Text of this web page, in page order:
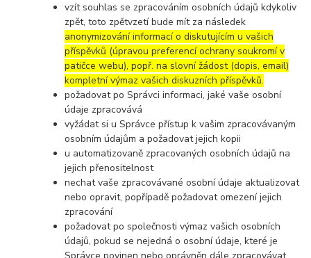
vzít souhlas se zpracováním osobních údajů kdykoliv
zpět, toto zpětvzetí bude mít za následek
anonymizování informací o diskutujícím u vašich
příspěvků (úpravou preferencí ochrany soukromí v
patičce webu), popř. na slovní žádost (dopis, email)
kompletní výmaz vašich diskuzních příspěvků.
požadovat po Správci informaci, jaké vaše osobní
údaje zpracovává
vyžádat si u Správce přístup k vašim zpracovávaným
osobním údajům a požadovat jejich kopii
u automatizovaně zpracovaných osobních údajů na
jejich přenositelnost
nechat vaše zpracovávané osobní údaje aktualizovat
nebo opravit, popřípadě požadovat omezení jejich
zpracování
požadovat po společnosti výmaz vašich osobních
údajů, pokud se nejedná o osobní údaje, které je